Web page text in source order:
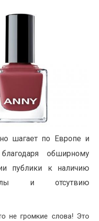
шагает по Европе и
обширному
публики к наличию
и отсутвию
не громкие слова! Это